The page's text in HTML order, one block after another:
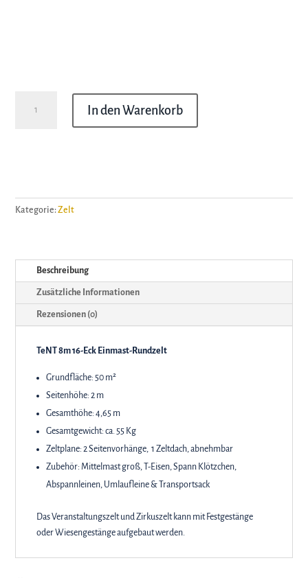
In den Warenkorb
Kategorie:Zelt
Beschreibung
Zusätzliche Informationen
Rezensionen (0)
TeNT8m 16-Eck Einmast-Rundzelt
Grundfläche: 50 m²
Seitenhöhe: 2 m
Gesamthöhe: 4,65 m
Gesamtgewicht: ca. 55 Kg
Zeltplane: 2 Seitenvorhänge, 1 Zeltdach, abnehmbar
Zubehör: Mittelmast groß, T-Eisen, Spann Klötzchen,
Abspannleinen, Umlaufleine & Transportsack
Das Veranstaltungszelt und Zirkuszelt kann mit Festgestänge
oder Wiesengestänge aufgebaut werden.